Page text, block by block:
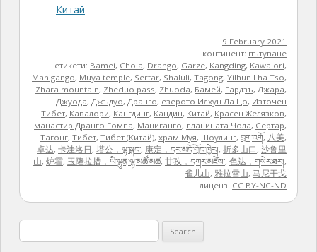
Китай
9 February 2021
континент: пътуване
етикети: Bamei, Chola, Drango, Garze, Kangding, Kawalori,
Manigango, Muya temple, Sertar, Shaluli,Tagong,Yilhun Lha Tso,
Zhara mountain, Zheduo pass, Zhuoda, Бамей, Гардзъ,Джара,
Джуода,Джъдуо,Дранго, езерото Илхун Ла Цо, Източен
Тибет, Кавалори, Кангдинг, Кандин, Китай, Красен Желязков,
манастир Дранго Гомпа, Маниганго, планината Чола, Сертар,
Тагонг,Тибет,Тибет (Китай),храм Муя, Шоулинг,བྲག་འགོ, 八美,
卓达,卡洼洛日,塔公，ལྷ་སྒང་, 康定，དར་མདོ་གྲོང་ཁྱེར།,折多山口,沙鲁里
山,炉霍, 玉隆拉措，ཡི་ལྷུན་ལྷ་མཚོ་མཚ,甘孜，དཀར་མཛེས་,色达，གསེར་ཐར།,
雀儿山,雅拉雪山,马尼干戈
лиценз: CC BY-NC-ND
for: